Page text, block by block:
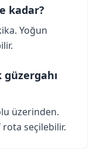
kadar?
Yoğun
güzergahı
üzerinden.
seçilebilir.